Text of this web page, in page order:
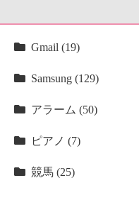
Gmail (19)
Samsung (129)
アラーム (50)
ピアノ (7)
競馬 (25)